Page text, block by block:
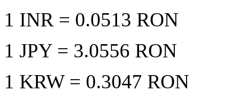
1 INR = 0.0513 RON
1 JPY= 3.0556 RON
1 KRW= 0.3047 RON